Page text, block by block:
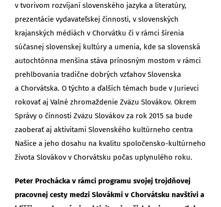
v tvorivom rozvíjaní slovenského jazyka a literatúry,
prezentácie vydavateľskej činnosti, v slovenských
krajanských médiách v Chorvátku či v rámci šírenia
súčasnej slovenskej kultúry a umenia, kde sa slovenská
autochtónna menšina stáva prínosným mostom v rámci
prehlbovania tradične dobrých vzťahov Slovenska
a Chorvátska. O týchto a ďalších témach bude v Jurievci
rokovať aj Valné zhromaždenie Zväzu Slovákov. Okrem
Správy o činnosti Zväzu Slovákov za rok 2015 sa bude
zaoberať aj aktivitami Slovenského kultúrneho centra
Našice a jeho dosahu na kvalitu spoločensko-kultúrneho
života Slovákov v Chorvátsku počas uplynulého roku.
Peter Prochácka v rámci programu svojej trojdňovej
pracovnej cesty medzi Slovákmi v Chorvátsku navštívi a